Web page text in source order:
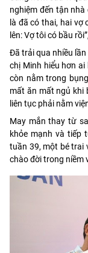
nghiệm đến tận
là đã có thai, hai vợ
lên: Vợ tôi có bầu
Đã trải qua nhiều
chị Minh hiểu hơn
còn nằm trong
mất ăn mất ngủ khi
liên tục phải nằm
May mắn thay từ
khỏe mạnh và tiếp
tuần 39, một bé trai
chào đời trong niềm